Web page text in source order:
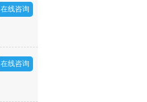
在线咨询
在线咨询